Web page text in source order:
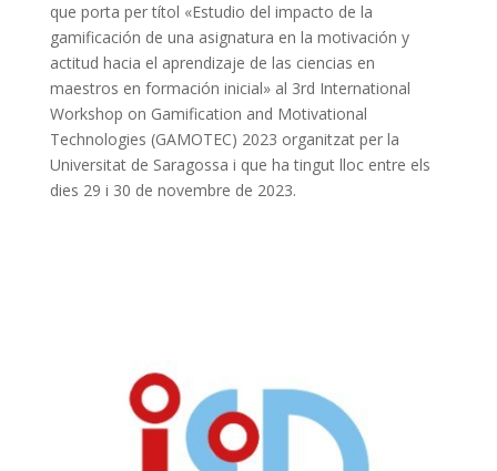
que porta per títol «Estudio del impacto de la
gamificación de una asignatura en la motivación y
actitud hacia el aprendizaje de las ciencias en
maestros en formación inicial» al 3rd International
Workshop on Gamification and Motivational
Technologies (GAMOTEC) 2023 organitzat per la
Universitat de Saragossa i que ha tingut lloc entre els
dies 29 i 30 de novembre de 2023.